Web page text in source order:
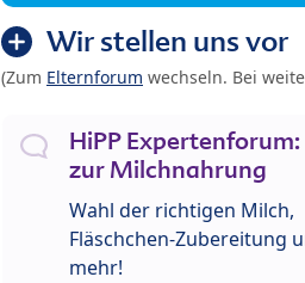
Wir stellen uns vor
(Zum Elternforum wechseln. Bei
HiPP Expertenforum:
zur Milchnahrung
Wahl der richtigen Milch,
Fläschchen-Zubereitung
mehr!